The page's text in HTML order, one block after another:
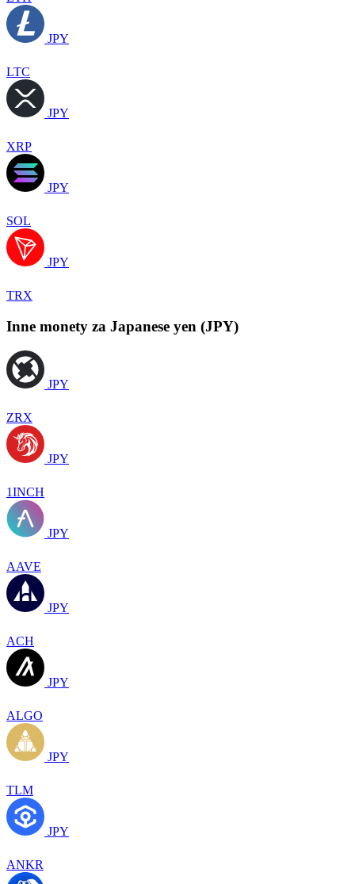
JPY
LTC
JPY
XRP
JPY
SOL
JPY
TRX
Inne monety za Japanese yen (JPY)
JPY
ZRX
JPY
1INCH
JPY
AAVE
JPY
ACH
JPY
ALGO
JPY
TLM
JPY
ANKR